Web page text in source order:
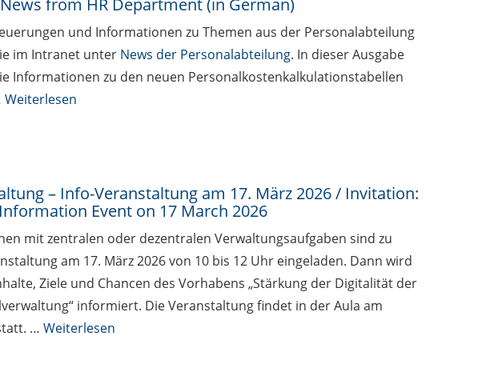
from HR Department (in German)
und Informationen zu Themen aus der Personalabteilung
im Intranet unter News der Personalabteilung. In dieser Ausgabe
Informationen zu den neuen Personalkostenkalkulationstabellen
Weiterlesen
– Info-Veranstaltung am 17. März 2026 / Invitation:
Event on 17 March 2026
mit zentralen oder dezentralen Verwaltungsaufgaben sind zu
am 17. März 2026 von 10 bis 12 Uhr eingeladen. Dann wird
Ziele und Chancen des Vorhabens „Stärkung der Digitalität der
informiert. Die Veranstaltung findet in der Aula am
… Weiterlesen